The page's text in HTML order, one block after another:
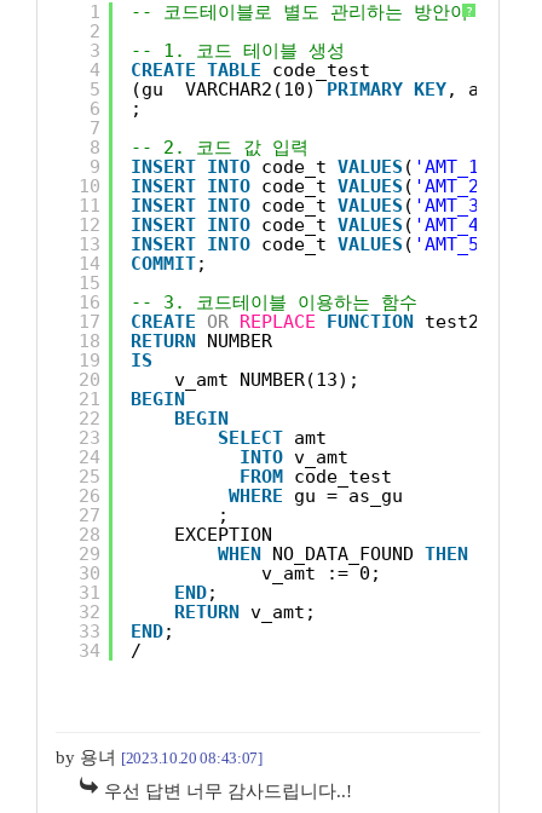
?
1
2
3
4
5
6
7
8
9
10
11
12
13
14
15
16
17
18
19
20
21
22
23
24
25
26
27
28
29
30
31
32
33
34
-- 코드테이블로 별도 관리하는 방안이 좋을
-- 1. 코드 테이블 생성
CREATE TABLE
code_test
(gu  VARCHAR2(10) PRIMARY KEY, amt
;
-- 2. 코드 값 입력
INSERT INTO code_t VALUES ( 'AMT_1'
INSERT INTO code_t VALUES ( 'AMT_2'
INSERT INTO code_t VALUES ( 'AMT_3'
INSERT INTO code_t VALUES ( 'AMT_4'
INSERT INTO code_t VALUES ( 'AMT_5'
COMMIT;
-- 3. 코드테이블 이용하는 함수
CREATE
OR REPLACE FUNCTION test2(as_gu
RETURN NUMBER
IS
v_amt NUMBER(13);
BEGIN
BEGIN
SELECT amt
INTO v_amt
FROM code_test
WHERE
gu = as_gu
;
EXCEPTION
WHEN NO_DATA_FOUND THEN
v_amt := 0;
END;
RETURN v_amt;
END;
/
by 용녀 [2023.10.20 08:43:07]
우선 답변 너무 감사드립니다..!